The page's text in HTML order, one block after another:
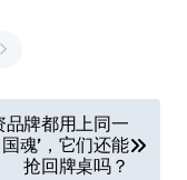
品牌都用上同一
国魂’，它们还能
抢回牌桌吗？